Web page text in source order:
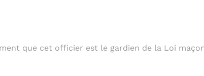
que cet officier est le gardien de la Loi